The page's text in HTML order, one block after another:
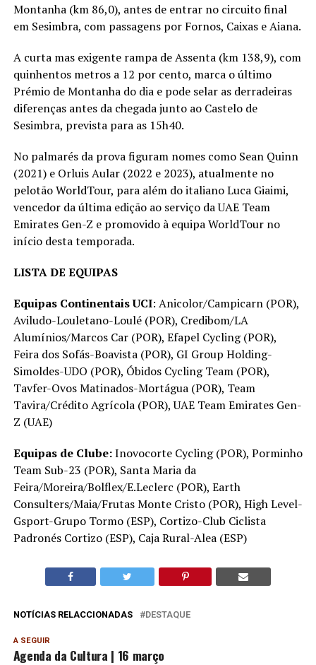
Montanha (km 86,0), antes de entrar no circuito final
em Sesimbra, com passagens por Fornos, Caixas e Aiana.
A curta mas exigente rampa de Assenta (km 138,9), com
quinhentos metros a 12 por cento, marca o último
Prémio de Montanha do dia e pode selar as derradeiras
diferenças antes da chegada junto ao Castelo de
Sesimbra, prevista para as 15h40.
No palmarés da prova figuram nomes como Sean Quinn
(2021) e Orluis Aular (2022 e 2023), atualmente no
pelotão WorldTour, para além do italiano Luca Giaimi,
vencedor da última edição ao serviço da UAE Team
Emirates Gen-Z e promovido à equipa WorldTour no
início desta temporada.
LISTA DE EQUIPAS
Equipas Continentais UCI: Anicolor/Campicarn (POR),
Aviludo-Louletano-Loulé (POR), Credibom/LA
Alumínios/Marcos Car (POR), Efapel Cycling (POR),
Feira dos Sofás-Boavista (POR), GI Group Holding-
Simoldes-UDO (POR), Óbidos Cycling Team (POR),
Tavfer-Ovos Matinados-Mortágua (POR), Team
Tavira/Crédito Agrícola (POR), UAE Team Emirates Gen-
Z (UAE)
Equipas de Clube:Inovocorte Cycling (POR), Porminho
Team Sub-23 (POR), Santa Maria da
Feira/Moreira/Bolflex/E.Leclerc (POR), Earth
Consulters/Maia/Frutas Monte Cristo (POR), High Level-
Gsport-Grupo Tormo (ESP), Cortizo-Club Ciclista
Padronés Cortizo (ESP), Caja Rural-Alea (ESP)
NOTÍCIAS RELACCIONADAS DESTAQUE
A SEGUIR
Agenda da Cultura | 16 março